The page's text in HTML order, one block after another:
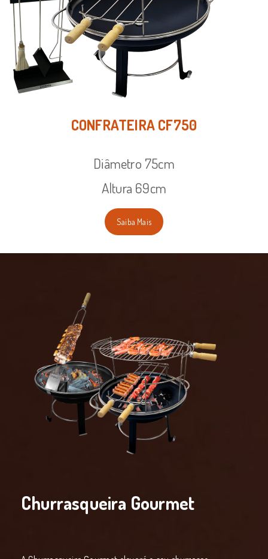
CONFRATEIRA CF750
Diâmetro 75cm
Altura 69cm
Saiba Mais
Churrasqueira Gourmet